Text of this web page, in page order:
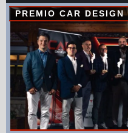
PREMIO CAR DESIGN